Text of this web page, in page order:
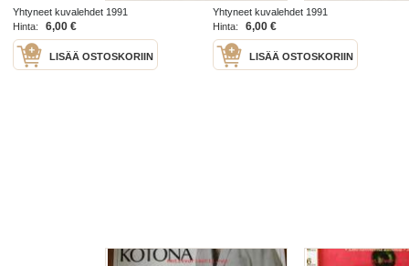
Yhtyneet kuvalehdet 1991
Hinta:
6,00 €
LISÄÄ OSTOSKORIIN
Yhtyneet kuvalehdet 1991
Hinta:
6,00 €
LISÄÄ OSTOSKORIIN